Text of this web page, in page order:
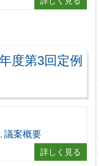
度第3回定例
, 議案概要
詳しく見る